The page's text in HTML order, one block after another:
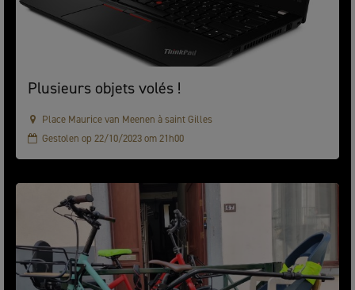
Plusieurs objets volés !
Place Maurice van Meenen à saint Gilles
Gestolen op 22/10/2023 om 21h00